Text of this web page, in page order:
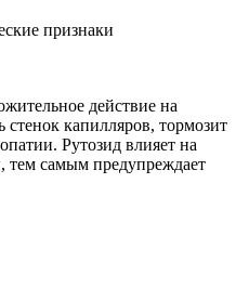
признаки
действие на
стенок капилляров, тормозит
Рутозид влияет на
тем самым предупреждает